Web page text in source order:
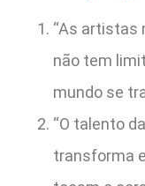
“As artistas
não tem
mundo se
“O talento
transforma